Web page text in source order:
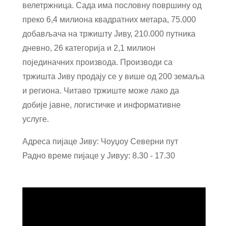
велетржница. Сада има пословну површину од
преко 6,4 милиона квадратних метара, 75.000
добављача на тржишту Јиву, 210.000 путника
дневно, 26 категорија и 2,1 милион
појединачних производа. Производи са
тржишта Јиву продају се у више од 200 земаља
и региона. Читаво тржиште може лако да
добије јавне, логистичке и информативне
услуге.
Адреса пијаце Јиву: Чоуџоу Северни пут
Радно време пијаце у Јивуу: 8.30 - 17.30